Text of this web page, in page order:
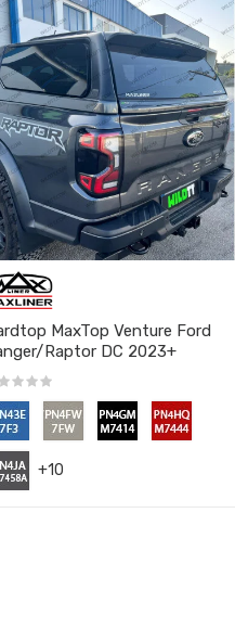
MaxTop Venture Ford
Raptor DC 2023+
+10